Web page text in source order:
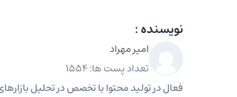
نویسنده :
امیر مهراد
تعداد پست ها: 1554
فعال در تولید محتوا با تخصص در تحلیل